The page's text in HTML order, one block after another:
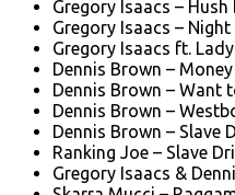
Gregory Isaacs – Hush
Gregory Isaacs – Night
Gregory Isaacs ft.
Dennis Brown –
Dennis Brown – Want
Dennis Brown –
Dennis Brown – Slave
Ranking Joe – Slave
Gregory Isaacs &